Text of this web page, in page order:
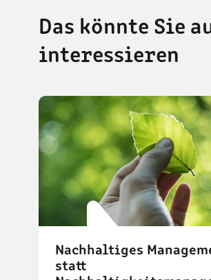
Das könnte Sie
interessieren
Nachhaltiges
statt